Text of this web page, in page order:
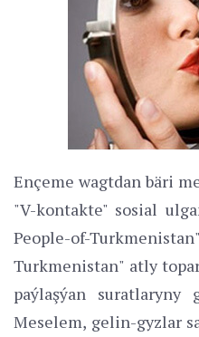
Ençeme wagtdan bäri
"V-kontakte" sosial
People-of-
Turkmenistan" atly
paýlaşýan suratlaryny
Meselem, gelin-gyzlar